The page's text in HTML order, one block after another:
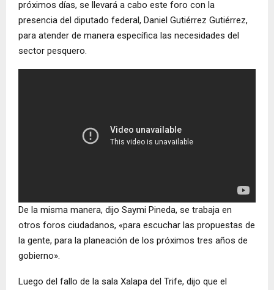
próximos días, se llevará a cabo este foro con la
presencia del diputado federal, Daniel Gutiérrez Gutiérrez,
para atender de manera específica las necesidades del
sector pesquero.
De la misma manera, dijo Saymi Pineda, se trabaja en
otros foros ciudadanos, «para escuchar las propuestas de
la gente, para la planeación de los próximos tres años de
gobierno».
Luego del fallo de la sala Xalapa del Trife, dijo que el